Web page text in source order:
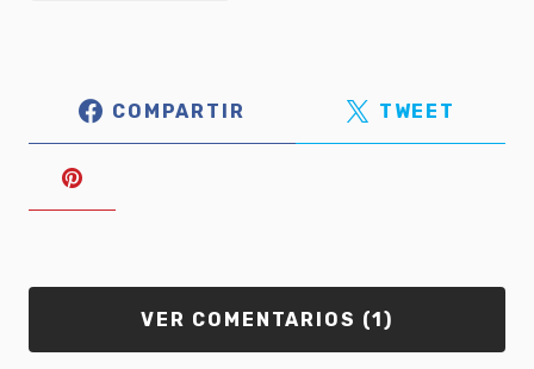
COMPARTIR TWEET
VER COMENTARIOS (1)